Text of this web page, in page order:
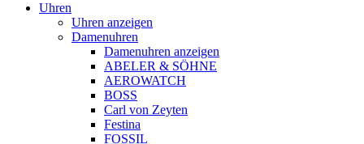
Uhren
Uhren anzeigen
Damenuhren
Damenuhren anzeigen
ABELER & SÖHNE
AEROWATCH
BOSS
Carl von Zeyten
Festina
FOSSIL